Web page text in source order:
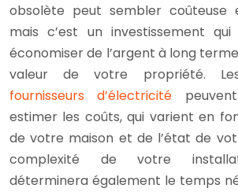
obsolète peut sembler coûteuse
mais c’est un investissement
économiser de l’argent à long
valeur de votre propriété.
fournisseurs d’électricité
estimer les coûts, qui varient en
de votre maison et de l’état de
complexité de votre
déterminera également le temps